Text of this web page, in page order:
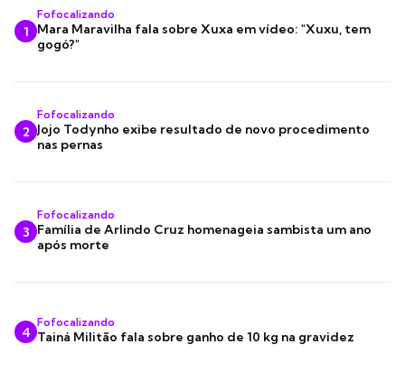
1
Fofocalizando
Mara Maravilha fala sobre Xuxa em vídeo: "Xuxu, tem
gogó?"
2
Fofocalizando
Jojo Todynho exibe resultado de novo procedimento
nas pernas
3
Fofocalizando
Família de Arlindo Cruz homenageia sambista um ano
após morte
4
Fofocalizando
Tainá Militão fala sobre ganho de 10 kg na gravidez